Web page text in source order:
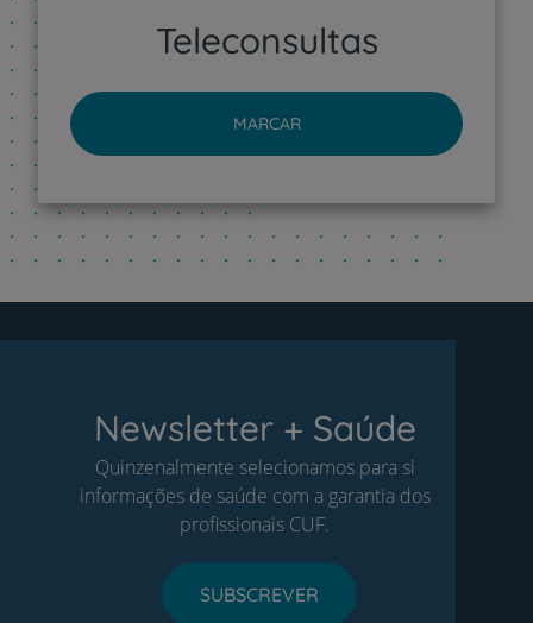
Teleconsultas
MARCAR
Newsletter + Saúde
Quinzenalmente selecionamos para si
informações de saúde com a garantia dos
profissionais CUF.
SUBSCREVER